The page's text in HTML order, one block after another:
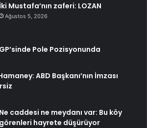
İki Mustafa’nın zaferi: LOZAN
Ağustos 5, 2026
Pole Pozisyonunda
ABD Başkanı’nın İmzası
Ne caddesi ne meydanı var: Bu köy
görenleri hayrete düşürüyor